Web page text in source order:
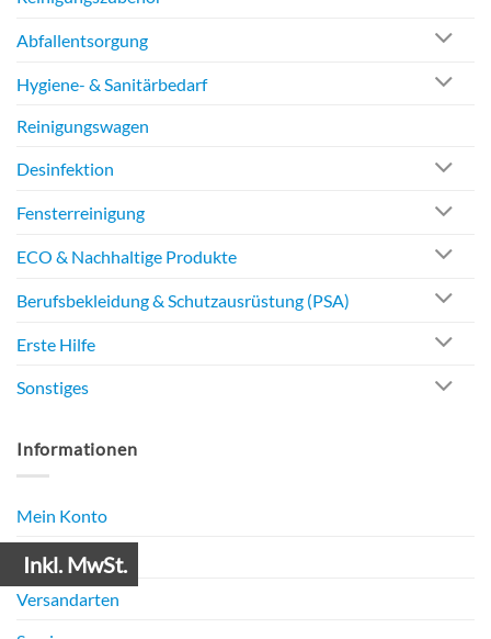
Inkl. MwSt.
Abfallentsorgung
Hygiene- & Sanitärbedarf
Reinigungswagen
Desinfektion
Fensterreinigung
ECO & Nachhaltige Produkte
Berufsbekleidung & Schutzausrüstung (PSA)
Erste Hilfe
Sonstiges
Informationen
Mein Konto
Zahlungsarten
Versandarten